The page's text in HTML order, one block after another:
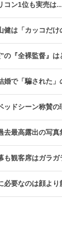
コン1位も実売
健は「カッコだけ
の『全裸監督』は
婚で「騙された」
ッドシーン称賛の
去最高露出の写真
も観客席はガラガ
必要なのは顔より